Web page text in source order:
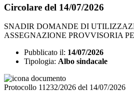
Circolare del 14/07/2026
SNADIR DOMANDE DI
ASSEGNAZIONE PROVVISORIA
Pubblicato il: 14/07/2026
Tipologia: Albo sindacale
Protocollo 11232/2026 del 14/07/2026